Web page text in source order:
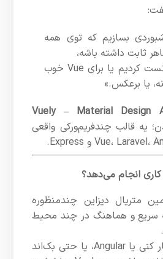
بسازیم که توی همه
ثابت داشته باشه،
اما هر قالبی که تست کردیم یا برای Vue خوب
یا برعکس.»
Vuely – Material Design
یه قالب چند‌فریم‌ورکی واقعی
متریال دیزاین چندمنظوره
سریع و هماهنگ در چند محیط
فرقی نداره با Vue کار کنی یا Angular، یا حتی بک‌اند